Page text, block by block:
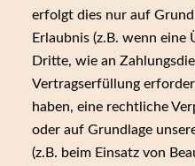
erfolgt dies nur auf
Erlaubnis (z.B. wenn
Dritte, wie an
Vertragserfüllung
haben, eine rechtliche
oder auf Grundlage
(z.B. beim Einsatz von